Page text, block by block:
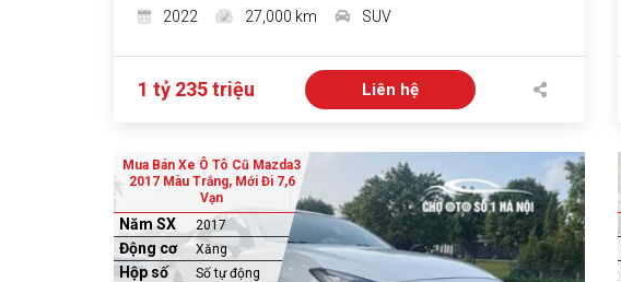
2022
27,000 km SUV
1 tỷ 235 triệu Liên hệ
Mua Bán Xe Ô Tô Cũ Mazda3
2017 Màu Trắng, Mới Đi 7,6
Vạn
Năm SX 2017
Động cơ Xăng
Hộp số Số tự động